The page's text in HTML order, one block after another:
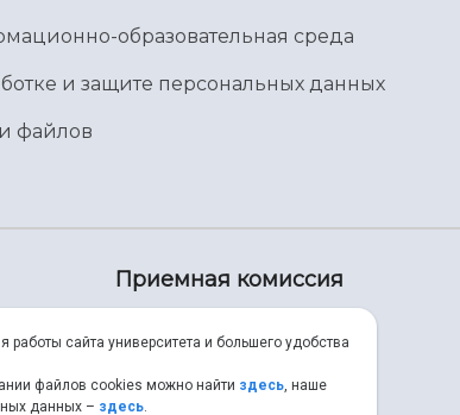
образовательная среда
и защите персональных данных
файлов
Приемная комиссия
8 (846) 267-48-67
сайта университета и большего удобства
файлов cookies можно найти здесь, наше
данных – здесь.